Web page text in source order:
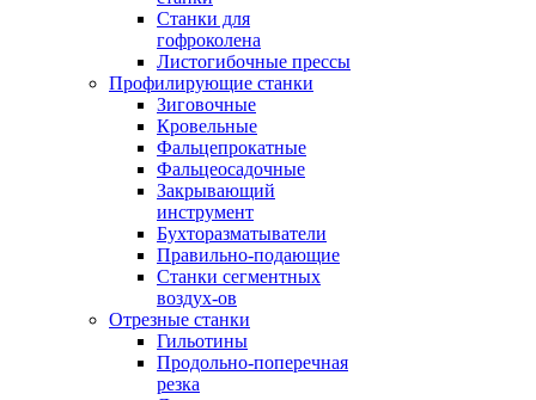
Станки для
гофроколена
Листогибочные прессы
Профилирующие станки
Зиговочные
Кровельные
Фальцепрокатные
Фальцеосадочные
Закрывающий
инструмент
Бухторазматыватели
Правильно-подающие
Станки сегментных
воздух-ов
Отрезные станки
Гильотины
Продольно-поперечная
резка